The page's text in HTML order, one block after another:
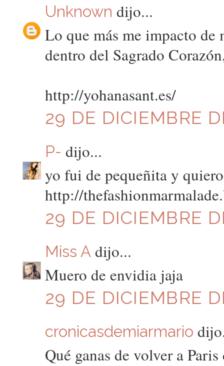
Unknown dijo...
Lo que más me impacto de
dentro del Sagrado
http://yohanasant.es/
29 DE DICIEMBRE
P- dijo...
yo fui de pequeñita y
http://
29 DE DICIEMBRE
Miss Adijo...
Muero de envidia jaja
29 DE DICIEMBRE
cronicasdemiarmario
Qué ganas de volver a